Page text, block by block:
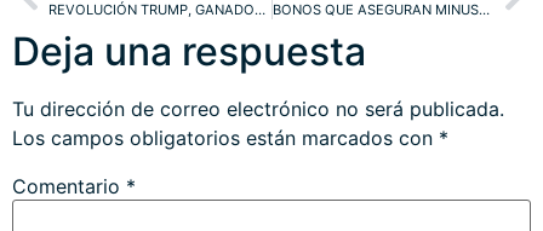
REVOLUCIÓN TRUMP, GANADORES Y PERDEDORES. FUTURO DE LA FED Y LOS TIPOS. SP500, RUSSELL, T-BOND, PROYECCIONES IBEX BONOS QUE ASEGURAN MINUSVALÍAS!!. NUEVO CONTEXTO TÉCNICO EXPLICADO DOW, SP500, T-BOND…
Deja una respuesta
Tu dirección de correo electrónico no será publicada.
Los campos obligatorios están marcados con *
Comentario *